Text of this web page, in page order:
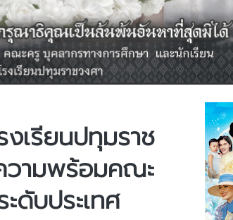
เรียนปทุมราช
วามพร้อมคณะ
ดับประเทศ